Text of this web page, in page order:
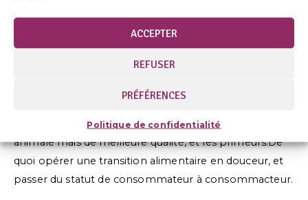
ACCEPTER
REFUSER
PRÉFÉRENCES
Politique de confidentialité
Enfin, n’hésitez pas à vous tourner vers les « petits »
magasins de quartier tels que les épiceries bio, les
souhaite consommer moins de produits d’origine
animale mais de meilleure qualité, et les primeurs.De
quoi opérer une transition alimentaire en douceur, et
passer du statut de consommateur à consommacteur.